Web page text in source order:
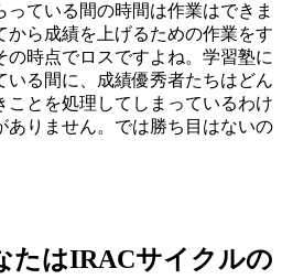
っている間の時間は作業はできま
から成績を上げるための作業をす
の時点でロスですよね。学習塾に
いる間に、成績優秀者たちはどん
ことを処理してしまっているわけ
ありません。では勝ち目はないの
たはIRACサイクルの